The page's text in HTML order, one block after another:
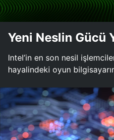
Yeni Neslin Gücü
Intel’in en son nesil
hayalindeki oyun